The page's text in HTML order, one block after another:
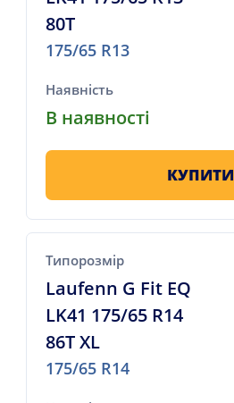
80T
175/65 R13
Наявність
В наявності
КУПИТИ
Типорозмір
Laufenn G Fit EQ
LK41 175/65 R14
86T XL
175/65 R14